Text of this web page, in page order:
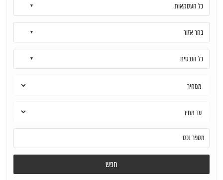
כל העסקאות
בחר אזור
כל הנכסים
חפש